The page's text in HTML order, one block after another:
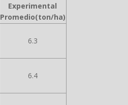
Experimental
Promedio(ton/ha)
6.3
6.4